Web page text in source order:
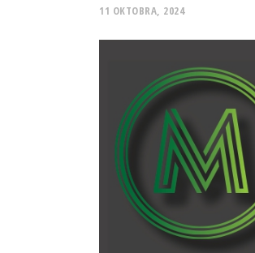
11 OKTOBRA, 2024